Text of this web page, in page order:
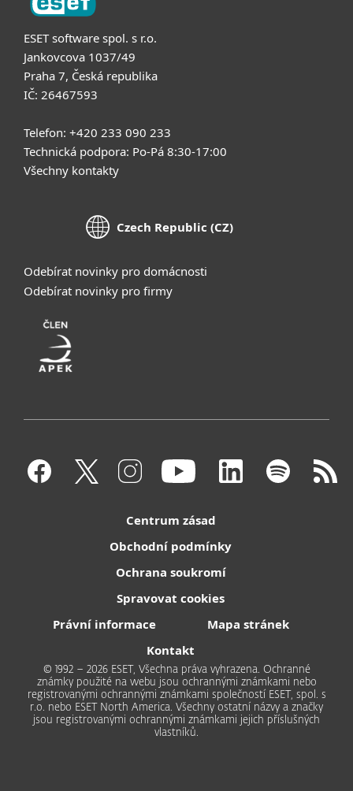
ESET software spol. s r.o.
Jankovcova 1037/49
Praha 7, Česká republika
IČ: 26467593
Telefon: +420 233 090 233
Technická podpora: Po-Pá 8:30-17:00
Všechny kontakty
Czech Republic (CZ)
Odebírat novinky pro domácnosti
Odebírat novinky pro firmy
Centrum zásad
Obchodní podmínky
Ochrana soukromí
Spravovat cookies
Právní informace
Mapa stránek
Kontakt
© 1992 – 2026 ESET, Všechna práva vyhrazena. Ochranné
známky použité na webu jsou ochrannými známkami nebo
registrovanými ochrannými známkami společností ESET, spol. s
r.o. nebo ESET North America. Všechny ostatní názvy a značky
jsou registrovanými ochrannými známkami jejich příslušných
vlastníků.